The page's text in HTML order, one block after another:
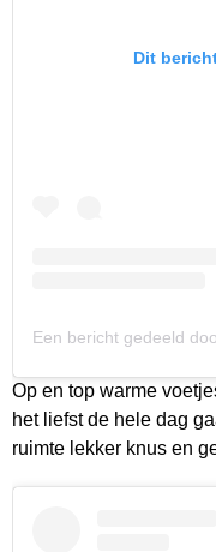
Dit
Op en top warme
het liefst de hele dag
ruimte lekker knus en